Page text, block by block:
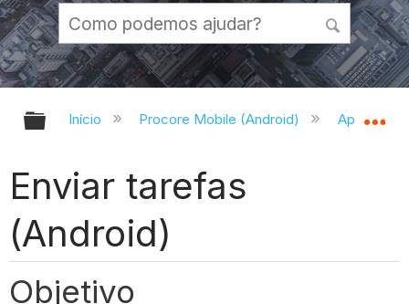
Expandir/recolher hierarquia
Início Procore Mobile (Android) Aplicativo
Enviar tarefas
(Android)
Objetivo